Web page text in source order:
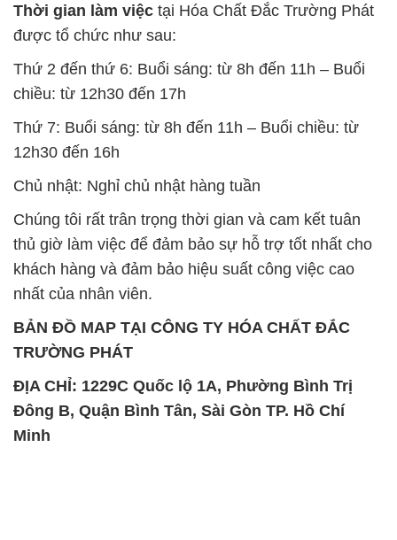
Thời gian làm việc tại Hóa Chất Đắc Trường Phát
được tổ chức như sau:
Thứ 2 đến thứ 6: Buổi sáng: từ 8h đến 11h – Buổi
chiều: từ 12h30 đến 17h
Thứ 7: Buổi sáng: từ 8h đến 11h – Buổi chiều: từ
12h30 đến 16h
Chủ nhật: Nghỉ chủ nhật hàng tuần
Chúng tôi rất trân trọng thời gian và cam kết tuân
thủ giờ làm việc để đảm bảo sự hỗ trợ tốt nhất cho
khách hàng và đảm bảo hiệu suất công việc cao
nhất của nhân viên.
BẢN ĐỒ MAP TẠI CÔNG TY HÓA CHẤT ĐẮC
TRƯỜNG PHÁT
ĐỊA CHỈ: 1229C Quốc lộ 1A, Phường Bình Trị
Đông B, Quận Bình Tân, Sài Gòn TP. Hồ Chí
Minh